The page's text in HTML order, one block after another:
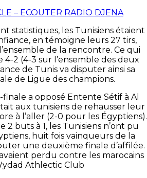
statistiques, les Tunisiens étaient
en témoigne leurs 27 tirs,
de la rencontre. Ce qui
2 (4-3 sur l’ensemble des deux
de Tunis va disputer ainsi sa
de Ligue des champions.
a opposé Entente Sétif à Al
aux tunisiens de rehausser leur
à l’aller (2-0 pour les Égyptiens).
2 buts à 1, les Tunisiens n’ont pu
huit fois vainqueurs de la
une deuxième finale d’affilée.
avaient perdu contre les marocains
Athlectic Club